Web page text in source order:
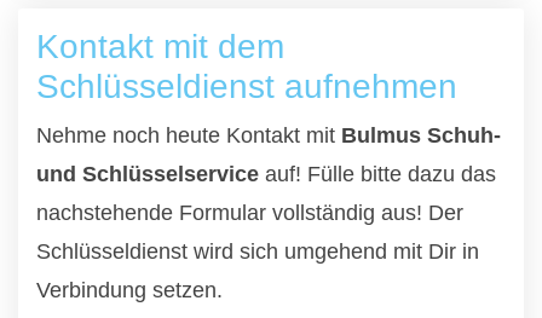
Kontakt mit dem
Schlüsseldienst aufnehmen
Nehme noch heute Kontakt mit Bulmus Schuh-
und Schlüsselservice auf! Fülle bitte dazu das
nachstehende Formular vollständig aus! Der
Schlüsseldienst wird sich umgehend mit Dir in
Verbindung setzen.